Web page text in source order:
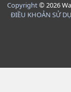
Copyright© 2026
ĐIỀU KHOẢN SỬ